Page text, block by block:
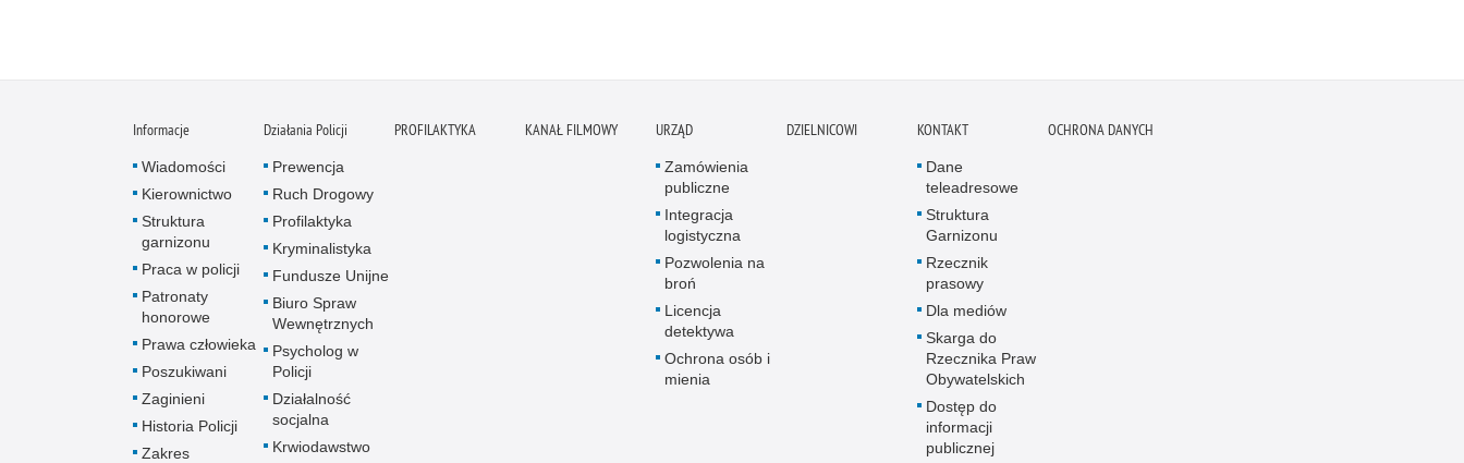
Informacje
Wiadomości
Kierownictwo
Struktura
garnizonu
Praca w policji
Patronaty
honorowe
Prawa człowieka
Poszukiwani
Zaginieni
Historia Policji
Zakres
Działania Policji
Prewencja
Ruch Drogowy
Profilaktyka
Kryminalistyka
Fundusze Unijne
Biuro Spraw
Wewnętrznych
Psycholog w
Policji
Działalność
socjalna
Krwiodawstwo
PROFILAKTYKA KANAŁ FILMOWY URZĄD
Zamówienia
publiczne
Integracja
logistyczna
Pozwolenia na
broń
Licencja
detektywa
Ochrona osób i
mienia
DZIELNICOWI KONTAKT
Dane
teleadresowe
Struktura
Garnizonu
Rzecznik
prasowy
Dla mediów
Skarga do
Rzecznika Praw
Obywatelskich
Dostęp do
informacji
publicznej
OCHRONA DANYCH